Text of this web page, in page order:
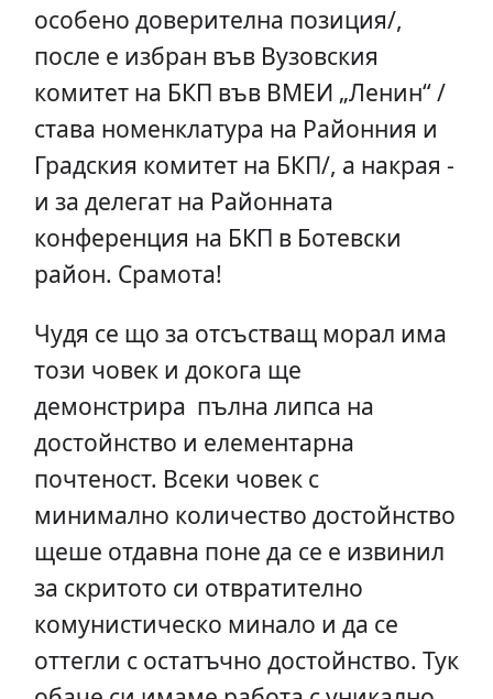
особено доверителна позиция/,
после е избран във Вузовския
комитет на БКП във ВМЕИ „Ленин“ /
става номенклатура на Районния и
Градския комитет на БКП/, а накрая -
и за делегат на Районната
конференция на БКП в Ботевски
район. Срамота!
Чудя се що за отсъстващ морал има
този човек и докога ще
демонстрира пълна липса на
достойнство и елементарна
почтеност. Всеки човек с
минимално количество достойнство
щеше отдавна поне да се е извинил
за скритото си отвратително
комунистическо минало и да се
оттегли с остатъчно достойнство. Тук